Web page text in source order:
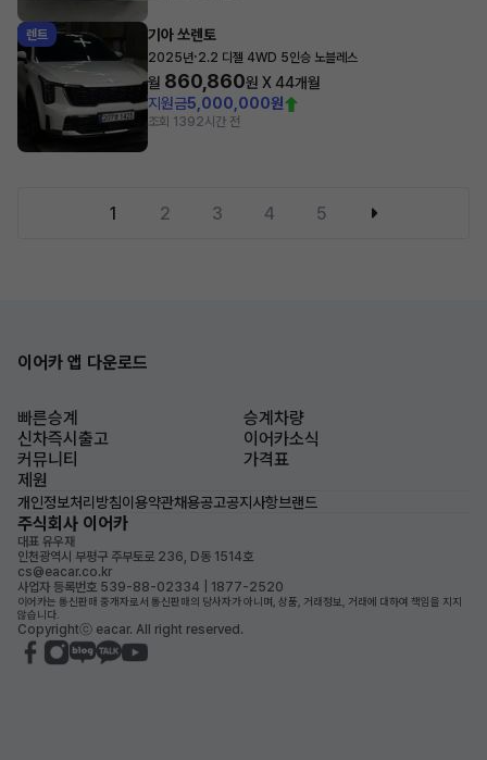
렌트 기아 쏘렌토
2025년·2.2 디젤 4WD 5인승 노블레스
월 860,860원 X44개월
지원금5,000,000원
조회 1392시간 전
1 2 3 4 5
이어카 앱 다운로드
빠른승계
승계차량
신차즉시출고
이어카소식
커뮤니티
가격표
제원
개인정보처리방침이용약관채용공고공지사항브랜드
주식회사 이어카
대표 유우재
인천광역시 부평구 주부토로 236, D동 1514호
cs@eacar.co.kr
사업자 등록번호 539-88-02334 | 1877-2520
이어카는 통신판매 중개자로서 통신판매의 당사자가 아니며, 상품, 거래정보, 거래에 대하여 책임을 지지
않습니다.
Copyrightⓒ eacar. All right reserved.